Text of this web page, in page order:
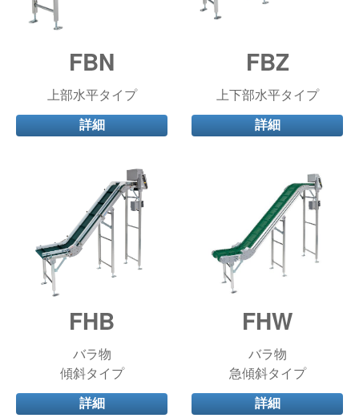
FBN
上部水平タイプ
詳細
FBZ
上下部水平タイプ
詳細
FHB
バラ物
傾斜タイプ
詳細
FHW
バラ物
急傾斜タイプ
詳細